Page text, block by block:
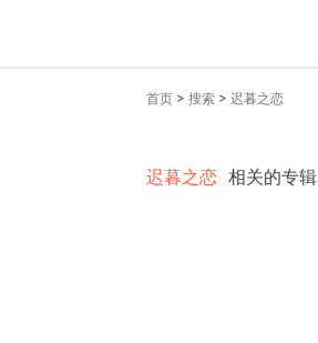
首页 > 搜索 > 迟暮之恋
迟暮之恋 相关的专辑